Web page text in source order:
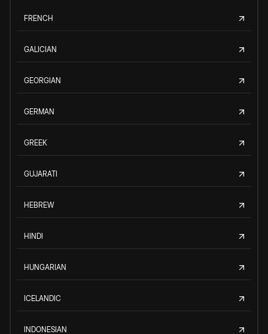
FRENCH
GALICIAN
GEORGIAN
GERMAN
GREEK
GUJARATI
HEBREW
HINDI
HUNGARIAN
ICELANDIC
INDONESIAN